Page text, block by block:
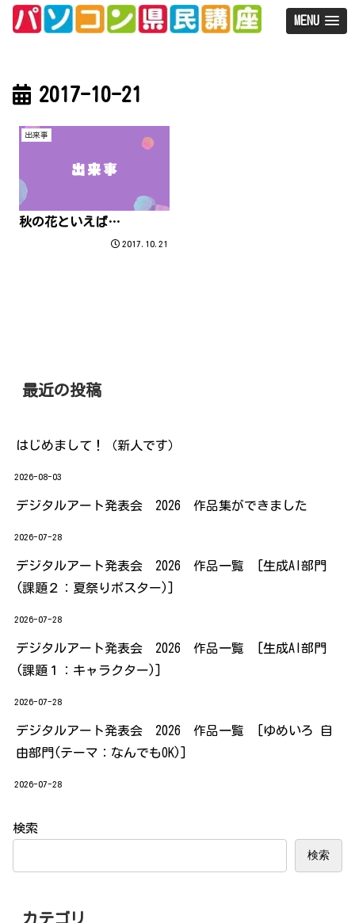
MENU
2017-10-21
出来事
秋の花といえば…
2017.10.21
最近の投稿
はじめまして！（新人です）
2026-08-03
デジタルアート発表会 2026 作品集ができました
2026-07-28
デジタルアート発表会 2026 作品一覧 [生成AI部門
(課題２：夏祭りポスター)]
2026-07-28
デジタルアート発表会 2026 作品一覧 [生成AI部門
(課題１：キャラクター)]
2026-07-28
デジタルアート発表会 2026 作品一覧 [ゆめいろ 自
由部門(テーマ：なんでもOK)]
2026-07-28
検索
検索
カテゴリ